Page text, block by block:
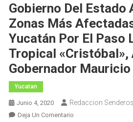
Gobierno Del Estado
Zonas Más
Yucatán Por El Paso
Tropical «Cristóbal»,
Gobernador
Yucatan
Junio 4, 2020 Redaccion Senderos
Deja Un ComentarioEn